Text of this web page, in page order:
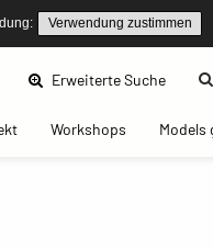
Verwendung zustimmen
Erweiterte Suche(current)
(current)Workshops(current)Models